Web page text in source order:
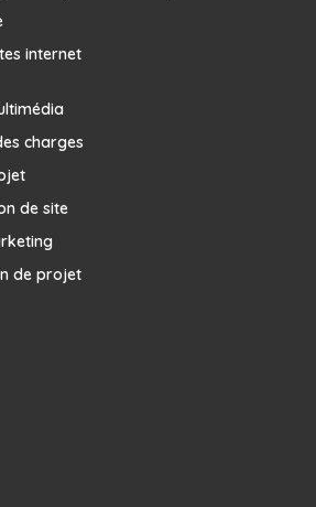
internet
charges
de site
de projet